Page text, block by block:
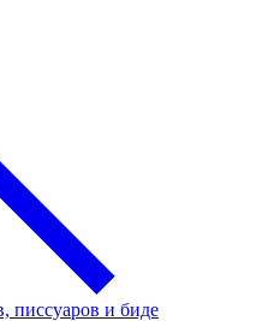
писсуаров и биде